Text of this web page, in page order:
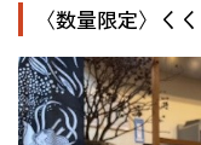
〈数量限定〉く